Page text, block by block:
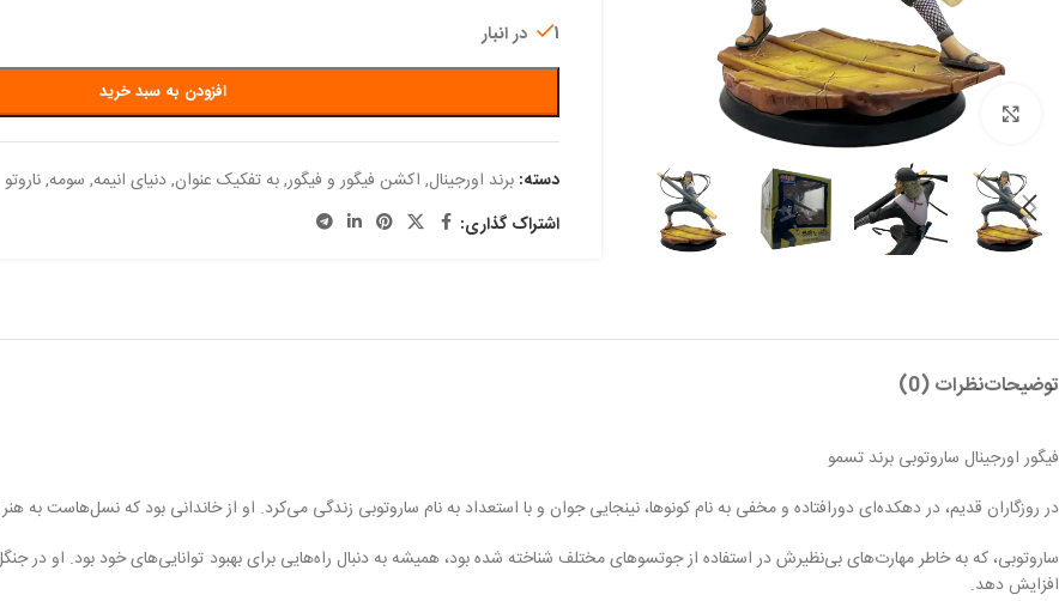
بزرگنمایی تصویر
1 در انبار
افزودن به سبد خرید
دسته: برند اورجینال, اکشن فیگور و فیگور,به تفکیک عنوان,دنیای انیمه, سومه,ناروتو
اشتراک گذاری:
توضیحاتنظرات (0)
فیگور اورجینال ساروتوبی برند تسمو
در روزگاران قدیم، در دهکده‌ای دورافتاده و مخفی به نام کونوها، نینجایی جوان و با استعداد به نام ساروتوبی زندگی می‌کرد. او از خاندانی بود که نسل‌هاست
ساروتوبی، که به خاطر مهارت‌های بی‌نظیرش در استفاده از جوتسوهای مختلف شناخته شده بود، همیشه به دنبال راه‌هایی برای بهبود توانایی‌های خود بود. او
افزایش دهد.